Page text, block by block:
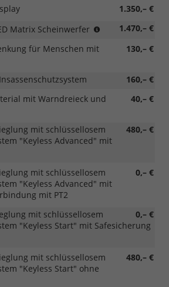
1.350,– €
1.470,– €
Matrix Scheinwerfer
nicht
Verbindung
130,– €
für Menschen mit
160,– €
40,– €
mit Warndreieck und
480,– €
mit schlüssellosem
"Keyless Advanced" mit
0,– €
mit schlüssellosem
"Keyless Advanced" mit
mit PT2
0,– €
mit schlüssellosem
"Keyless Start" mit Safesicherung
480,– €
mit schlüssellosem
"Keyless Start" ohne